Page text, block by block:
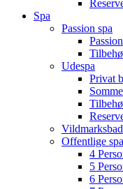
Spa
Passion spa
Udespa
Privat
Vildmarksbad
Offentlige spa
4
5
6